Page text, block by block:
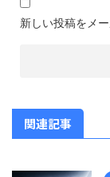
新しい投稿をメ
関連記事